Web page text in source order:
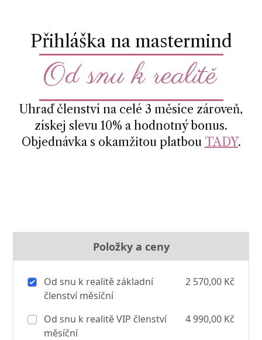
Přihláška na mastermind
Od snu k realitě
Uhraď členství na celé 3 měsíce zároveň,
získej slevu 10% a hodnotný bonus.
Objednávka s okamžitou platbou TADY.
Položky a ceny
Od snu k realitě základní
členství měsíční
2 570,00 Kč
Od snu k realitě VIP členství
měsíční
4 990,00 Kč